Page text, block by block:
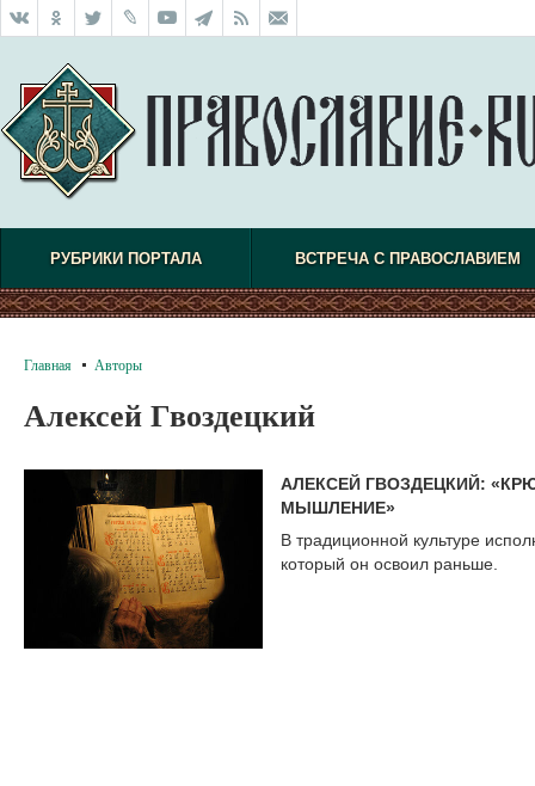
РУБРИКИ ПОРТАЛА ВСТРЕЧА С ПРАВОСЛАВИЕМ
Главная Авторы
Алексей Гвоздецкий
АЛЕКСЕЙ ГВОЗДЕЦКИЙ:
МЫШЛЕНИЕ»
В традиционной культуре
который он освоил раньше.